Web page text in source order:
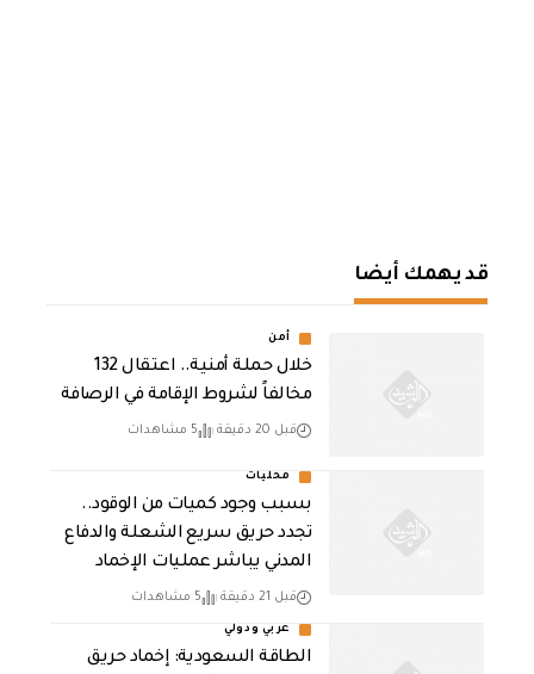
قد يهمك أيضا
أمن
خلال حملة أمنية.. اعتقال 132
مخالفاً لشروط الإقامة في الرصافة
قبل 20 دقيقة 5 مشاهدات
محليات
بسبب وجود كميات من الوقود..
تجدد حريق سريع الشعلة والدفاع
المدني يباشر عمليات الإخماد
قبل 21 دقيقة 5 مشاهدات
عربي ودولي
‏الطاقة السعودية: إخماد حريق